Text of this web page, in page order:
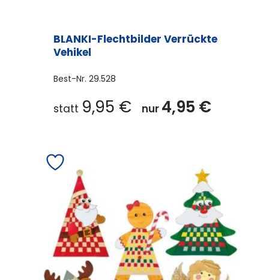
BLANKI-Flechtbilder Verrückte
Vehikel
Best-Nr. 29.528
statt 9,95 € nur 4,95 €